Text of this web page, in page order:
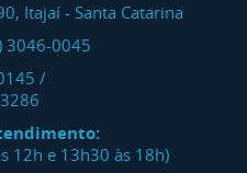
, Itajaí - Santa Catarina
3046-0045
/
12h e 13h30 às 18h)